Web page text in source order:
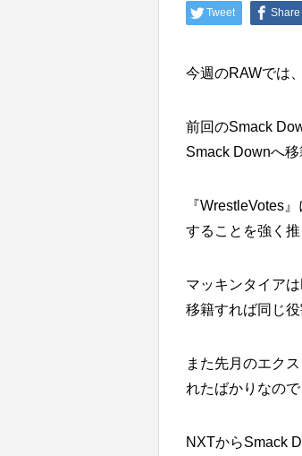
Tweet Share
今週のRAWでは
前回のSmack
Smack Downへ移
『WrestleVotes
することを強く推
マッキンタイア
移籍すれば同じ
また先月のエク
れたばかりなの
NXTからSmack